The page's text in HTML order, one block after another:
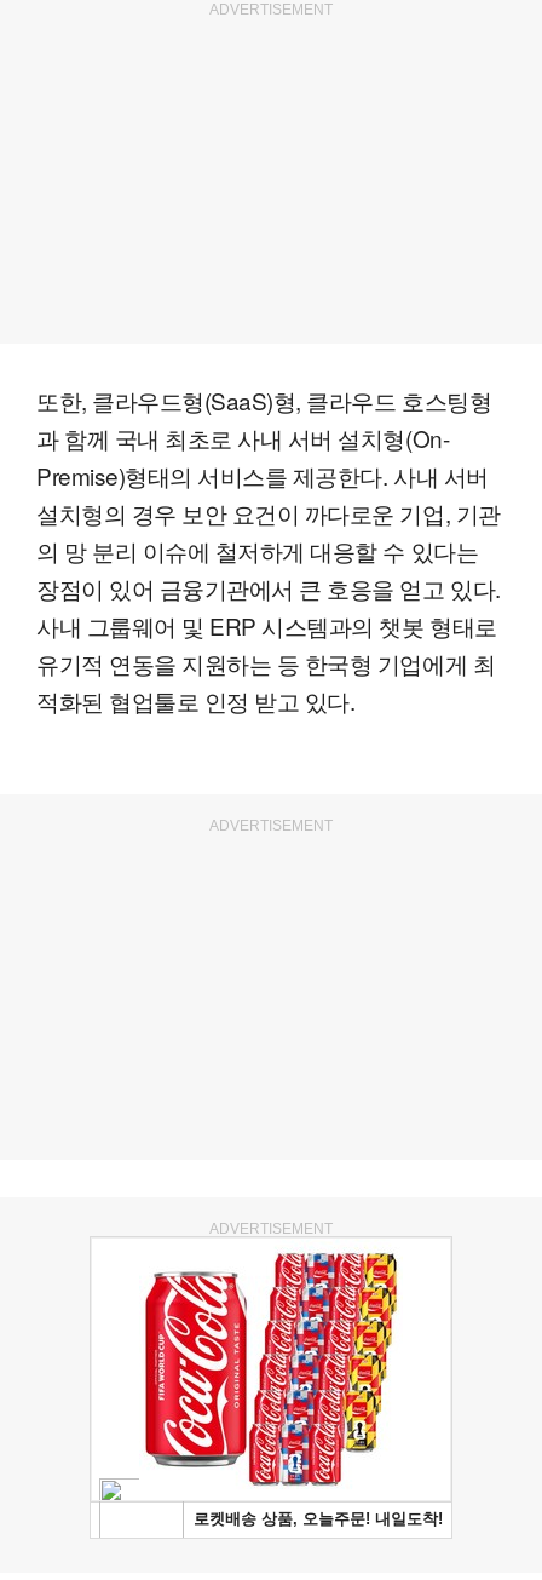
ADVERTISEMENT
또한, 클라우드형(SaaS)형, 클라우드 호스팅형
과 함께 국내 최초로 사내 서버 설치형(On-
Premise)형태의 서비스를 제공한다. 사내 서버
설치형의 경우 보안 요건이 까다로운 기업, 기관
의 망 분리 이슈에 철저하게 대응할 수 있다는
장점이 있어 금융기관에서 큰 호응을 얻고 있다.
사내 그룹웨어 및 ERP 시스템과의 챗봇 형태로
유기적 연동을 지원하는 등 한국형 기업에게 최
적화된 협업툴로 인정 받고 있다.
ADVERTISEMENT
ADVERTISEMENT